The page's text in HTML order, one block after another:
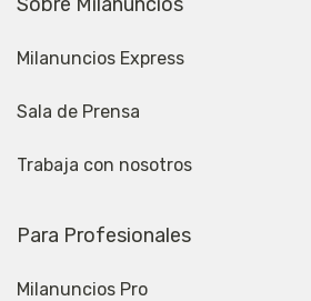
Milanuncios Express
Sala de Prensa
Trabaja con nosotros
Para Profesionales
Milanuncios Pro